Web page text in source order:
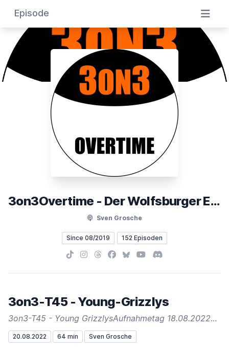
Episode
3on3Overtime - Der Wolfsburger Eishockeypodcast
Sven Grosche
Since 08/2019 152 Episoden
TikTokInstagram
Threads
Facebook
BlueskyYouTubeDiscord
3on3-T45 - Young-Grizzlys
3on3-T45 - Young GrizzlysAufnahmetag 18.08.2022…
20.08.2022 64 min Sven Grosche